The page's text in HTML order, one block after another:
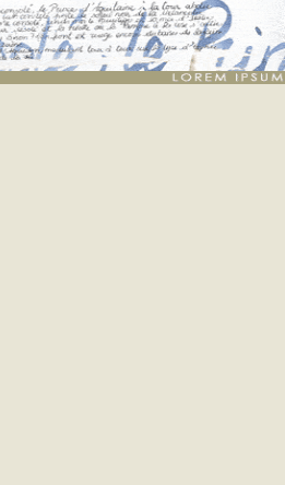
faux texte pour webdesigners ou maquettistes -
textes aléatoires